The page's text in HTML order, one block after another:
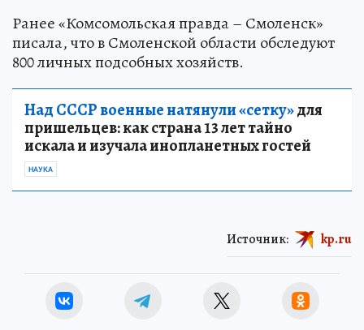
Ранее «Комсомольская правда – Смоленск»
писала, что в Смоленской области обследуют
800 личных подсобных хозяйств.
Над СССР военные натянули «сетку»для
пришельцев: как страна 13 лет тайно
искала и изучала инопланетных гостей
НАУКА
Источник: kp.ru